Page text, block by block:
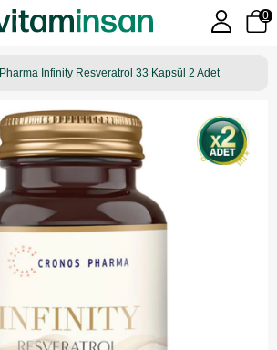
0
Infinity Resveratrol 33 Kapsül 2 Adet